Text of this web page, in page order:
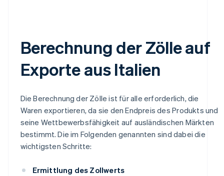
Berechnung der Zölle auf
Exporte aus Italien
Die Berechnung der Zölle ist für alle erforderlich, die
Waren exportieren, da sie den Endpreis des Produkts und
seine Wettbewerbsfähigkeit auf ausländischen Märkten
bestimmt. Die im Folgenden genannten sind dabei die
wichtigsten Schritte:
Ermittlung des Zollwerts